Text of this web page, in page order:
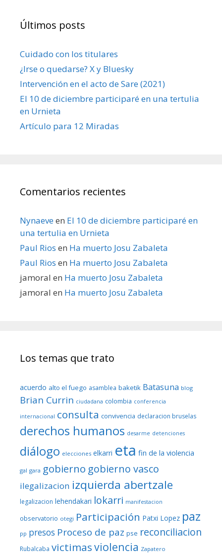
Últimos posts
Cuidado con los titulares
¿Irse o quedarse? X y Bluesky
Intervención en el acto de Sare (2021)
El 10 de diciembre participaré en una tertulia
en Urnieta
Artículo para 12 Miradas
Comentarios recientes
Nynaeveen El 10 de diciembre participaré en
una tertulia en Urnieta
Paul Rios en Ha muerto Josu Zabaleta
Paul Rios en Ha muerto Josu Zabaleta
jamoral en Ha muerto Josu Zabaleta
jamoral en Ha muerto Josu Zabaleta
Los temas que trato
acuerdo alto el fuego asamblea baketik Batasuna blog
Brian Currin ciudadana colombia conferencia
internacional consulta convivencia declaracion bruselas
derechos humanos desarme detenciones
diálogo elecciones elkarri eta fin de la violencia
gal gara gobierno gobierno vasco
ilegalizacion izquierda abertzale
legalizacion lehendakari lokarri manifestacion
observatorio otegi Participación Patxi Lopez paz
pp presos Proceso de paz pse reconciliacion
Rubalcaba victimasviolencia Zapatero